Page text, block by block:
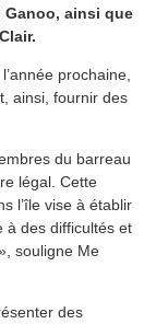
ainsi que
prochaine,
ainsi, fournir des
du barreau
légal. Cette
l’île vise à établir
à des difficultés et
souligne Me
des